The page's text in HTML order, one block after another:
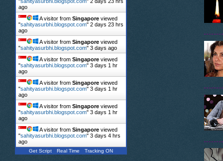
ago
A visitor from Singapore viewed
"sahityasurbhi.blogspot.com" 2 days 23 hrs
ago
A visitor from Singapore viewed
"sahityasurbhi.blogspot.com" 3 days ago
A visitor from Singapore viewed
"sahityasurbhi.blogspot.com" 3 days 1 hr
ago
A visitor from Singapore viewed
"sahityasurbhi.blogspot.com" 3 days 1 hr
ago
A visitor from Singapore viewed
"sahityasurbhi.blogspot.com" 3 days 1 hr
ago
A visitor from Singapore viewed
"sahityasurbhi.blogspot.com" 3 days 4 hrs
ago
Get Script Real Time Tracking ON